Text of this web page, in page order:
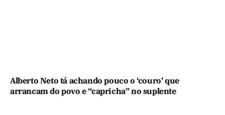
Alberto Neto tá achando pouco o ‘couro’ que
arrancam do povo e “capricha” no suplente